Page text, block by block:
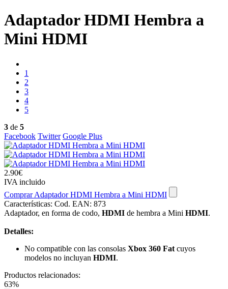
Adaptador HDMI Hembra a
Mini HDMI
1
2
3
4
5
3 de 5
Facebook Twitter Google Plus
2.90€
IVA incluido
Comprar Adaptador HDMI Hembra a Mini HDMI
Características: Cod. EAN: 873
Adaptador, en forma de codo, HDMI de hembra a Mini HDMI.
Detalles:
No compatible con las consolas Xbox 360 Fat cuyos
modelos no incluyan HDMI.
Productos relacionados:
63%